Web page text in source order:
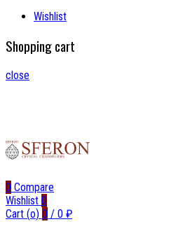
Wishlist
Shopping cart
close
0 Compare
Wishlist 0
Cart (o) 0 / 0 ₽